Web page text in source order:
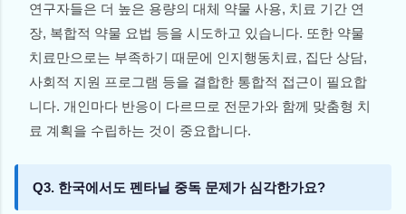
연구자들은 더 높은 용량의 대체 약물 사용, 치료 기간 연
장, 복합적 약물 요법 등을 시도하고 있습니다. 또한 약물
치료만으로는 부족하기 때문에 인지행동치료, 집단 상담,
사회적 지원 프로그램 등을 결합한 통합적 접근이 필요합
니다. 개인마다 반응이 다르므로 전문가와 함께 맞춤형 치
료 계획을 수립하는 것이 중요합니다.
Q3. 한국에서도 펜타닐 중독 문제가 심각한가요?